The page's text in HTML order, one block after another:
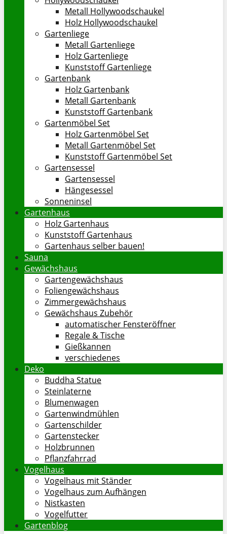
Metall Hollywoodschaukel
Holz Hollywoodschaukel
Gartenliege
Metall Gartenliege
Holz Gartenliege
Kunststoff Gartenliege
Gartenbank
Holz Gartenbank
Metall Gartenbank
Kunststoff Gartenbank
Gartenmöbel Set
Holz Gartenmöbel Set
Metall Gartenmöbel Set
Kunststoff Gartenmöbel Set
Gartensessel
Gartensessel
Hängesessel
Sonneninsel
Gartenhaus
Holz Gartenhaus
Kunststoff Gartenhaus
Gartenhaus selber bauen!
Sauna
Gewächshaus
Gartengewächshaus
Foliengewächshaus
Zimmergewächshaus
Gewächshaus Zubehör
automatischer Fensteröffner
Regale & Tische
Gießkannen
verschiedenes
Deko
Buddha Statue
Steinlaterne
Blumenwagen
Gartenwindmühlen
Gartenschilder
Gartenstecker
Holzbrunnen
Pflanzfahrrad
Vogelhaus
Vogelhaus mit Ständer
Vogelhaus zum Aufhängen
Nistkasten
Vogelfutter
Gartenblog